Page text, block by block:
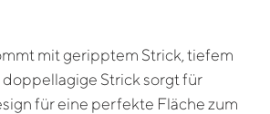
mit geripptem Strick, tiefem
Strick sorgt für
für eine perfekte Fläche zum